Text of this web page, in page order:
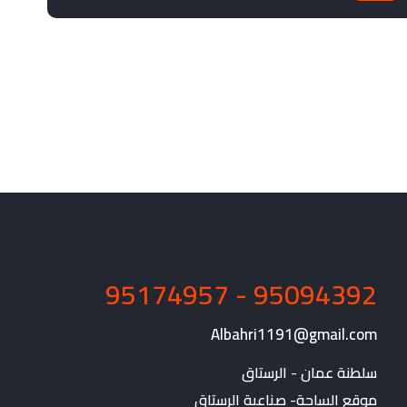
95094392 - 95174957
Albahri1191@gmail.com
موقع الساحة- صناعية الرستاق